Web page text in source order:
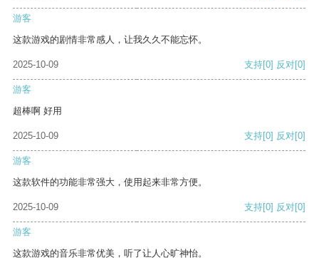
游客
这款游戏的剧情非常感人，让我久久不能忘怀。
2025-10-09 支持[0] 反对[0]
游客
超棒啊 好用
2025-10-09 支持[0] 反对[0]
游客
这款软件的功能非常强大，使用起来非常方便。
2025-10-09 支持[0] 反对[0]
游客
这款游戏的音乐非常优美，听了让人心旷神怡。